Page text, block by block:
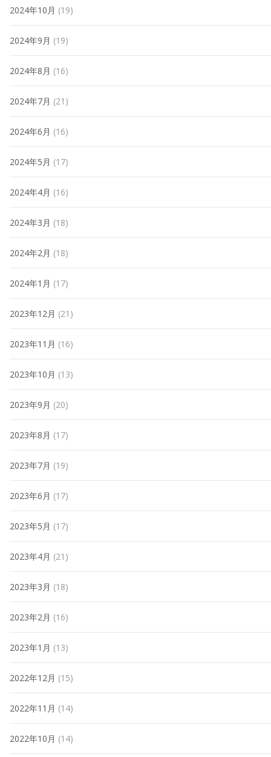
2024年10月 (19)
2024年9月 (19)
2024年8月 (16)
2024年7月 (21)
2024年6月 (16)
2024年5月 (17)
2024年4月 (16)
2024年3月 (18)
2024年2月 (18)
2024年1月 (17)
2023年12月 (21)
2023年11月 (16)
2023年10月 (13)
2023年9月 (20)
2023年8月 (17)
2023年7月 (19)
2023年6月 (17)
2023年5月 (17)
2023年4月 (21)
2023年3月 (18)
2023年2月 (16)
2023年1月 (13)
2022年12月 (15)
2022年11月 (14)
2022年10月 (14)